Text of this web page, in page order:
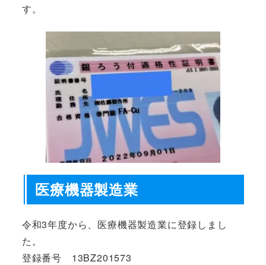
す。
医療機器製造業
令和3年度から、医療機器製造業に登録しまし
た。
登録番号 13BZ201573